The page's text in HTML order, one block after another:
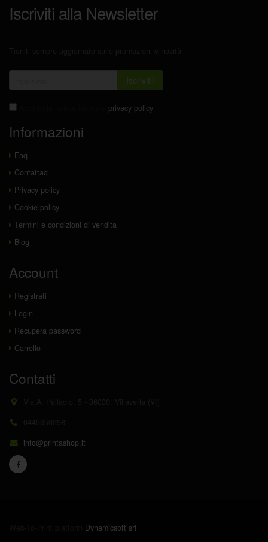
Iscriviti alla Newsletter
Iscriviti!
privacy policy
Informazioni
Faq
Contattaci
Privacy policy
Cookie policy
Termini e condizioni di vendita
Blog
Account
Registrati
Login
Recupera password
Carrello
Contatti
info@printashop.it
Dynamicsoft srl